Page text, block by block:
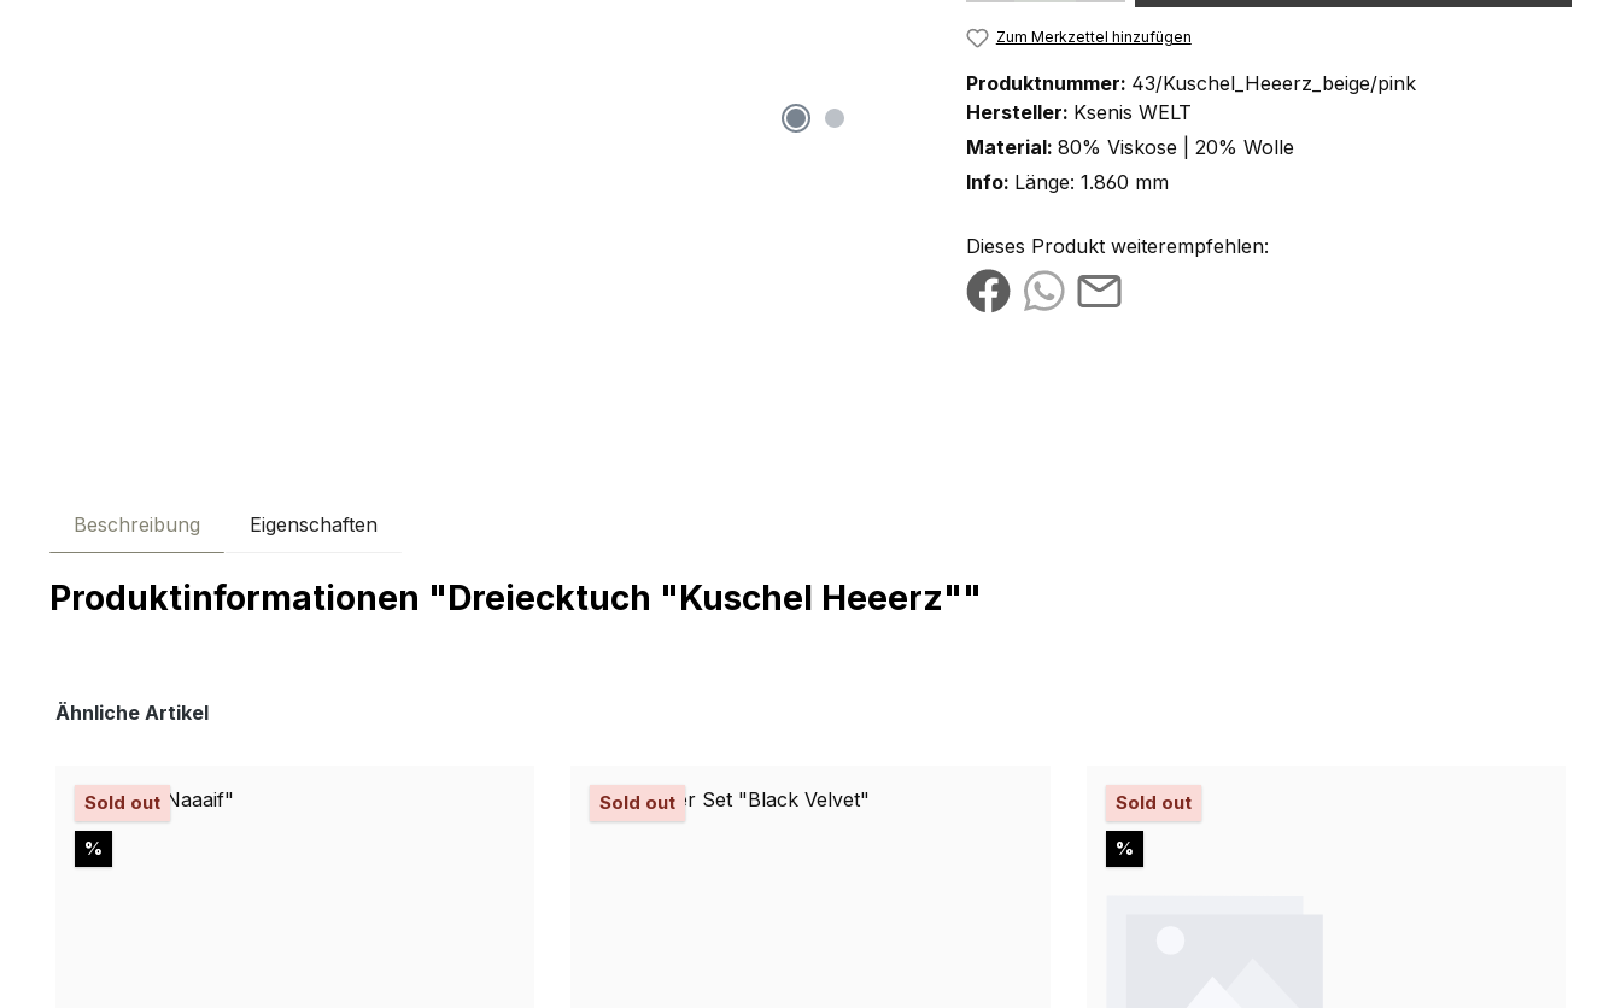
Zum Merkzettel hinzufügen
Produktnummer: 43/Kuschel_Heeerz_beige/pink
Hersteller: Ksenis WELT
Material: 80% Viskose | 20% Wolle
Info: Länge: 1.860 mm
Dieses Produkt weiterempfehlen:
Beschreibung Eigenschaften
Produktinformationen "Dreiecktuch "Kuschel Heeerz""
Produktgalerie überspringen
Ähnliche Artikel
Sold out
%
Sold out
Sold out
%Rabatt